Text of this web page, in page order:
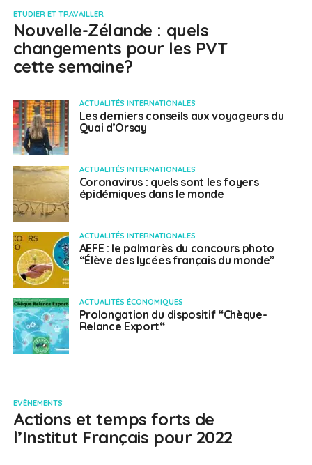
ETUDIER ET TRAVAILLER
Nouvelle-Zélande : quels
changements pour les PVT
cette semaine?
ACTUALITÉS INTERNATIONALES
Les derniers conseils aux voyageurs du
Quai d’Orsay
ACTUALITÉS INTERNATIONALES
Coronavirus : quels sont les foyers
épidémiques dans le monde
ACTUALITÉS INTERNATIONALES
AEFE : le palmarès du concours photo
“Élève des lycées français du monde”
ACTUALITÉS ÉCONOMIQUES
Prolongation du dispositif “Chèque-
Relance Export“
EVÈNEMENTS
Actions et temps forts de
l’Institut Français pour 2022